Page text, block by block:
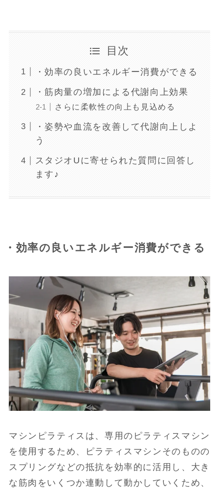
目次
・効率の良いエネルギー消費ができる
・筋肉量の増加による代謝向上効果
さらに柔軟性の向上も見込める
・姿勢や血流を改善して代謝向上しよ
う
スタジオUに寄せられた質問に回答し
ます♪
・効率の良いエネルギー消費ができる
マシンピラティスは、専用のピラティスマシン
を使用するため、ピラティスマシンそのものの
スプリングなどの抵抗を効率的に活用し、大き
な筋肉をいくつか連動して動かしていくため、